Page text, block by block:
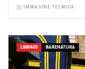
IMMAGINE TECNICA
LBM400 BARENATURA